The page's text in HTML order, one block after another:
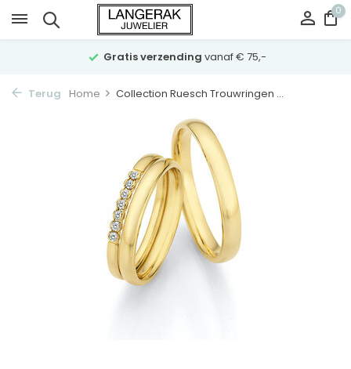
0
Gratis verzending vanaf € 75,-
Terug Home Collection Ruesch Trouwringen ...